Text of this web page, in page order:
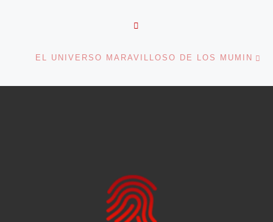
EL UNIVERSO MARAVILLOSO DE LOS MUMIN